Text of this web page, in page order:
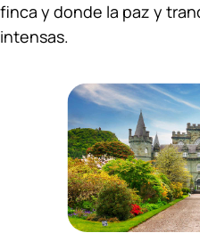
finca y donde la paz y
intensas.